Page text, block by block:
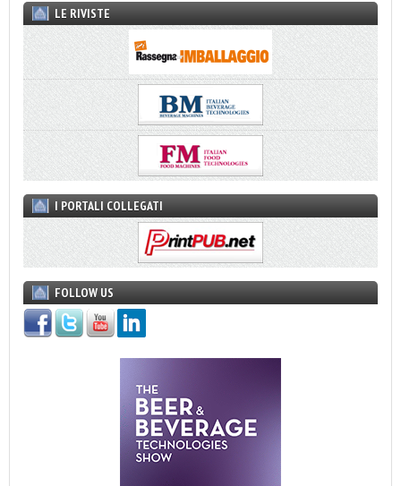
LE RIVISTE
I PORTALI COLLEGATI
FOLLOW US